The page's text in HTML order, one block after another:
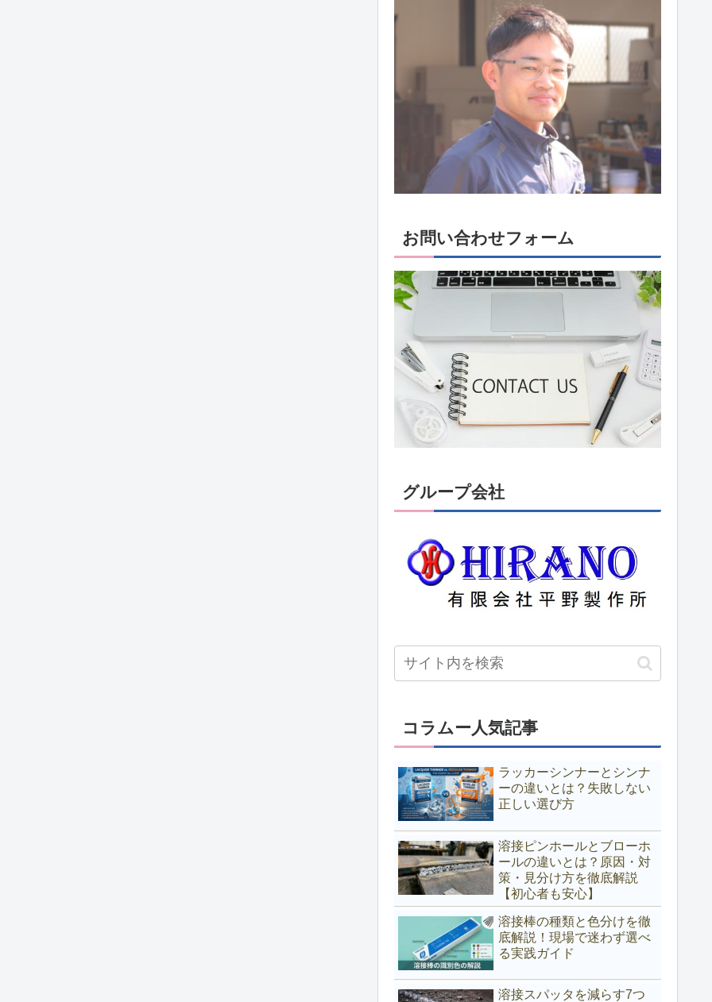
お問い合わせフォーム
グループ会社
コラムー人気記事
ラッカーシンナーとシンナ
ーの違いとは？失敗しない
正しい選び方
溶接ピンホールとブローホ
ールの違いとは？原因・対
策・見分け方を徹底解説
【初心者も安心】
溶接棒の種類と色分けを徹
底解説！現場で迷わず選べ
る実践ガイド
溶接スパッタを減らす7つ